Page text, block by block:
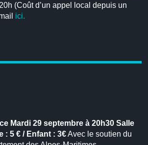
(Coût d’un appel local depuis un
ici.
Mardi 29 septembre à 20h30 Salle
: 5 € / Enfant : 3€Avec le soutien du